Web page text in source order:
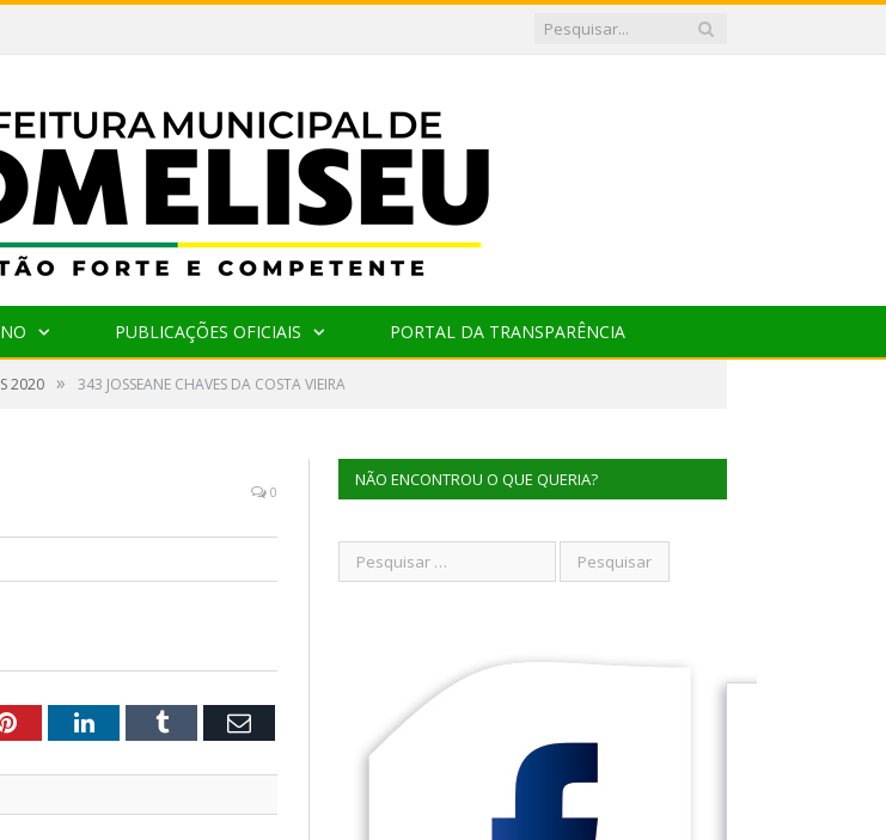
PUBLICAÇÕES OFICIAIS PORTAL DA TRANSPARÊNCIA
2020 » 343 JOSSEANE CHAVES DA COSTA VIEIRA
0
PinterestLinkedInTumblr Email
NÃO ENCONTROU O QUE QUERIA?